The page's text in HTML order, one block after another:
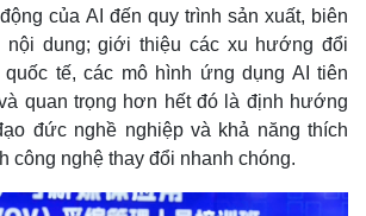
của AI đến quy trình sản xuất, biên
nội dung; giới thiệu các xu hướng đổi
quốc tế, các mô hình ứng dụng AI tiên
quan trọng hơn hết đó là định hướng
đức nghề nghiệp và khả năng thích
công nghệ thay đổi nhanh chóng.